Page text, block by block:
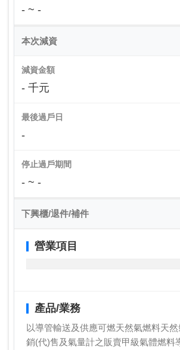
- ~ -
本次減資
減資金額
- 千元
最後過戶日
-
停止過戶期間
- ~ -
下興櫃/退件/補件
營業項目
產品/業務
以導管輸送及供應可燃天然氣燃料天
銷(代)售及氣量計之販賣甲級氣體燃料